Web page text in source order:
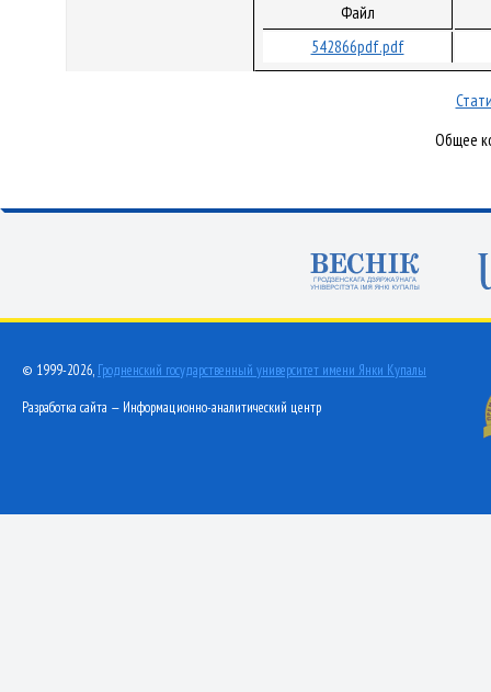
Файл
542866pdf.pdf
Общее
© 1999-2026, Гродненский государственный университет имени Янки Купалы
Разработка сайта — Информационно-аналитический центр